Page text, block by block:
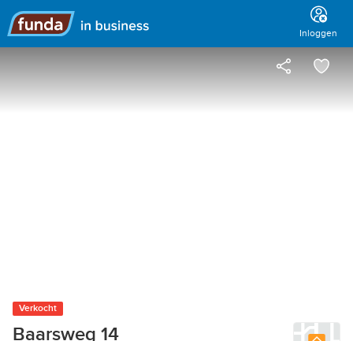
Hoofdmenu
Inloggen
Verkocht
Baarsweg 14